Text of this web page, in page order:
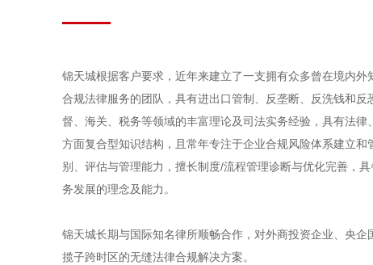
锦天城根据客户要求，近年来建立了一支拥有众多曾在境内
合规法律服务的团队，具有进出口管制、反垄断、反洗钱和
督、海关、税务等领域的丰富理论及司法实务经验，具有法
方面复合型知识结构，且常年专注于企业合规风险体系建立
别、评估与管理能力，擅长制度/流程管理诊断与优化完善，
务发展的理念及能力。
锦天城长期与国际知名律所顺畅合作，对外商投资企业、央
揽子跨时区的无缝法律合规解决方案。